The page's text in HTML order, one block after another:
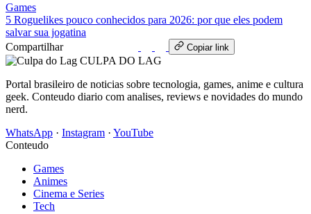
Games
5 Roguelikes pouco conhecidos para 2026: por que eles podem
salvar sua jogatina
Compartilhar
Copiar link
CULPA DO LAG
Portal brasileiro de noticias sobre tecnologia, games, anime e cultura
geek. Conteudo diario com analises, reviews e novidades do mundo
nerd.
WhatsApp · Instagram · YouTube
Conteudo
Games
Animes
Cinema e Series
Tech